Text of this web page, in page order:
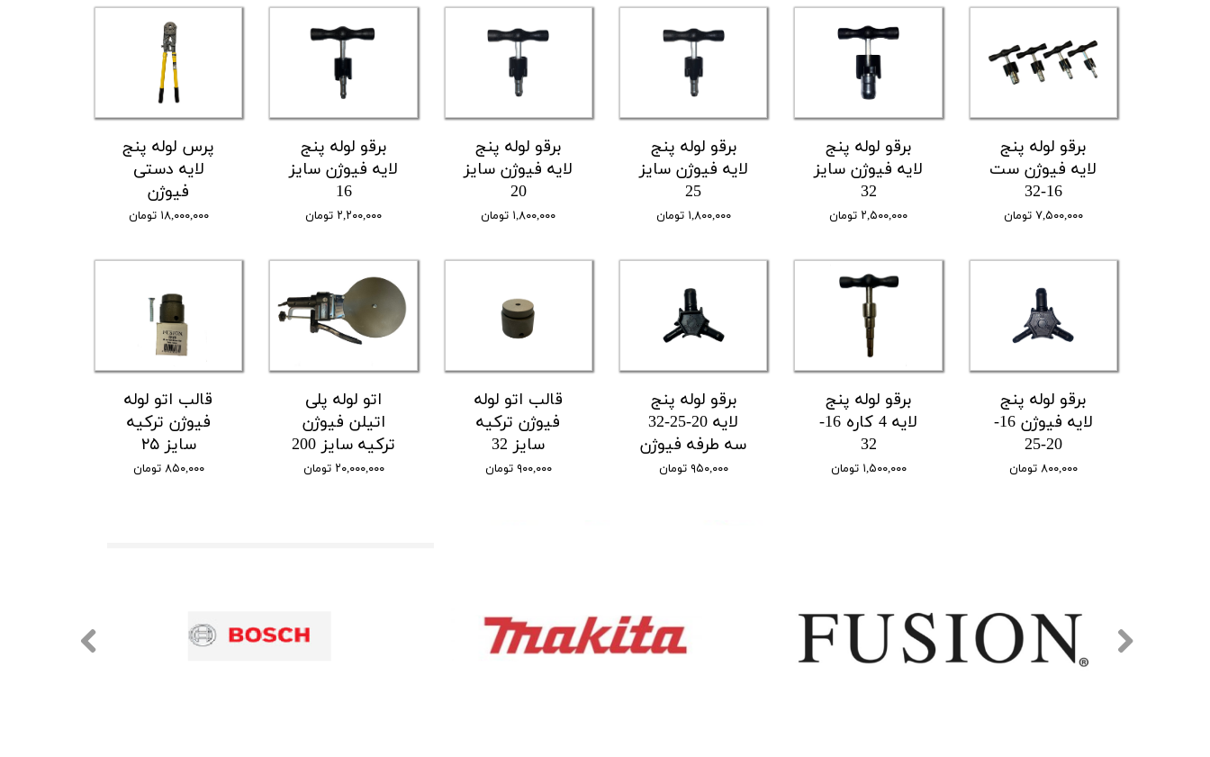
برقو لوله پنج
لایه فیوژن ست
16-32
۷,۵۰۰,۰۰۰ تومان
برقو لوله پنج
لایه فیوژن سایز
32
۲,۵۰۰,۰۰۰ تومان
برقو لوله پنج
لایه فیوژن سایز
25
۱,۸۰۰,۰۰۰ تومان
برقو لوله پنج
لایه فیوژن سایز
20
۱,۸۰۰,۰۰۰ تومان
برقو لوله پنج
لایه فیوژن سایز
16
۲,۲۰۰,۰۰۰ تومان
پرس لوله پنج
لایه دستی
فیوژن
۱۸,۰۰۰,۰۰۰ تومان
برقو لوله پنج
لایه فیوژن 16-
20-25
۸۰۰,۰۰۰ تومان
برقو لوله پنج
لایه 4 کاره 16-
32
۱,۵۰۰,۰۰۰ تومان
برقو لوله پنج
لایه 20-25-32
سه طرفه فیوژن
۹۵۰,۰۰۰ تومان
قالب اتو لوله
فیوژن ترکیه
سایز 32
۹۰۰,۰۰۰ تومان
اتو لوله پلی
اتیلن فیوژن
ترکیه سایز 200
۲۰,۰۰۰,۰۰۰ تومان
قالب اتو لوله
فیوژن ترکیه
سایز ۲۵
۸۵۰,۰۰۰ تومان